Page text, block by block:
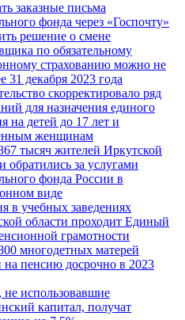
заказные письма
фонда через «Госпочту»
решение о смене
по обязательному
страхованию можно не
31 декабря 2023 года
скорректировало ряд
для назначения единого
на детей до 17 лет и
женщинам
тысяч жителей Иркутской
обратились за услугами
фонда России в
виде
в учебных заведениях
области проходит Единый
грамотности
многодетных матерей
пенсию досрочно в 2023
использовавшие
капитал, получат